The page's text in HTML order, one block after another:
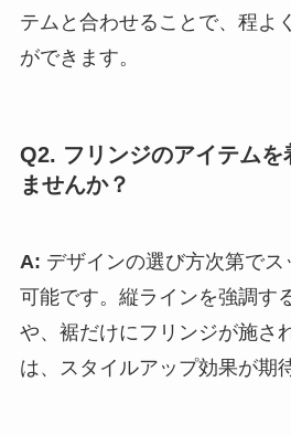
テムと合わせることで、程よ
ができます。
Q2. フリンジのアイテムを
ませんか？
A: デザインの選び方次第でス
可能です。縦ラインを強調す
や、裾だけにフリンジが施さ
は、スタイルアップ効果が期